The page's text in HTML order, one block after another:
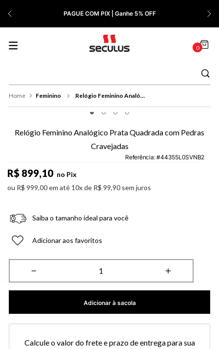
PAGUE COM PIX | Ganhe 5% OFF
0
Feminino Relógio Feminino Analógico Prata Quadrada com Pedras Cravejadas
Relógio Feminino Analógico Prata Quadrada com Pedras
Cravejadas
Referência: 44355L0SVNB2
R$ 899,10 no Pix
ou R$ 999,00em até 10x de R$ 99,90 sem juros
Saiba o tamanho ideal para você
Adicionar aos favoritos
＋
－
Adicionar à sacola
Calcule o valor do frete e prazo de entrega para sua
9º